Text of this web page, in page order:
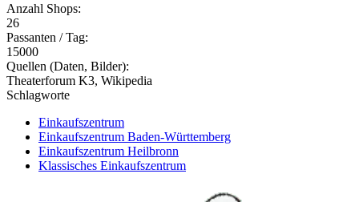
Anzahl Shops:
26
Passanten / Tag:
15000
Quellen (Daten, Bilder):
Theaterforum K3, Wikipedia
Schlagworte
Einkaufszentrum
Einkaufszentrum Baden-Württemberg
Einkaufszentrum Heilbronn
Klassisches Einkaufszentrum